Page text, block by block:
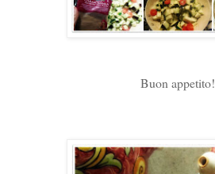
Buon appetito!